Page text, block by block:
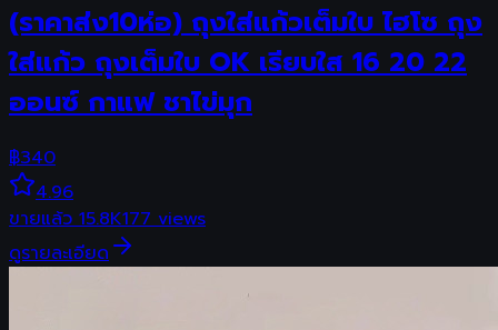
(ราคาส่ง10ห่อ) ถุงใส่แก้วเต็มใบ ไฮโซ ถุง
ใส่แก้ว ถุงเต็มใบ OK เรียบใส 16 20 22
ออนซ์ กาแฟ ชาไข่มุก
฿340
4.96
ขายแล้ว15.8K177views
ดูรายละเอียด